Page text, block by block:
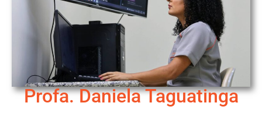
Profa. Daniela Taguatinga